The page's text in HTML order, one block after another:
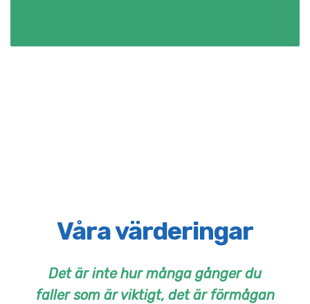
Våra värderingar
Det är inte hur många gånger du
faller som är viktigt, det är förmågan